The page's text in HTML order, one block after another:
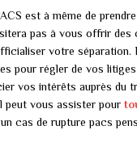
est à même de
pas à vous offrir
votre
pour régler de vos
vos intérêts auprès du
peut vous assister pour
cas de rupture pacs